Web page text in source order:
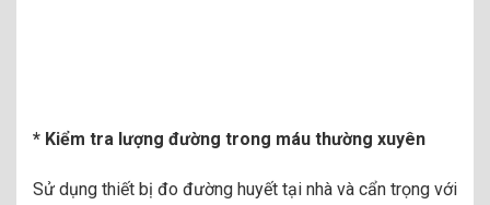
* Kiểm tra lượng đường trong máu thường xuyên
Sử dụng thiết bị đo đường huyết tại nhà và cẩn trọng với